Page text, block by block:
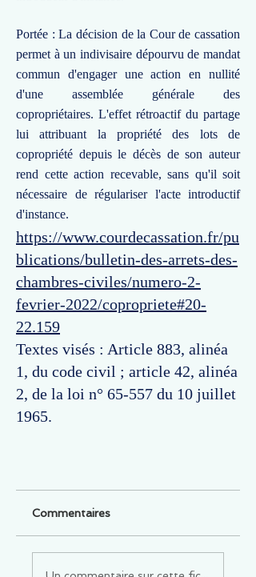
Portée : La décision de la Cour de cassation
permet à un indivisaire dépourvu de mandat
commun d'engager une action en nullité
d'une assemblée générale des
copropriétaires. L'effet rétroactif du partage
lui attribuant la propriété des lots de
copropriété depuis le décès de son auteur
rend cette action recevable, sans qu'il soit
nécessaire de régulariser l'acte introductif
d'instance.
https://www.courdecassation.fr/pu
blications/bulletin-des-arrets-des-
chambres-civiles/numero-2-
fevrier-2022/copropriete#20-
22.159
Textes visés : Article 883, alinéa
1, du code civil ; article 42, alinéa
2, de la loi n° 65-557 du 10 juillet
1965.
Commentaires